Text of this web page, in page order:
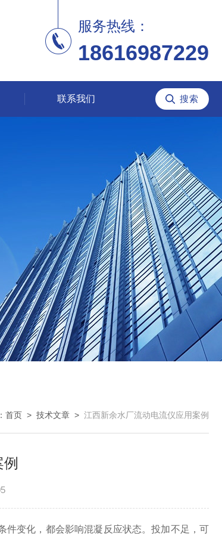
服务热线：
18616987229
联系我们
首页 > 技术文章 > 江西新余水厂流动电流仪应用案例
件变化，都会影响混凝反应状态。投加不足，可